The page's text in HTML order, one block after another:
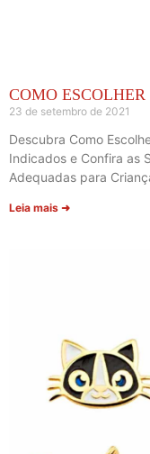
COMO
23 de setembro de 2021
Descubra Como
Indicados e Confira as
Adequadas para
Leia mais ➜